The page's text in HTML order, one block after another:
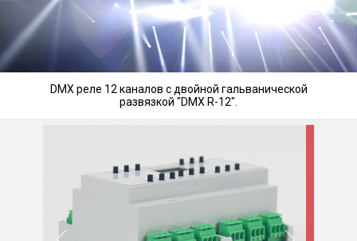
DMX реле 12 каналов с двойной гальванической
развязкой "DMX R-12".